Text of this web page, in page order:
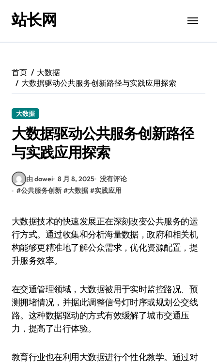
站长网
首页
大数据
大数据驱动公共服务创新路径与实践应用探索
大数据
大数据驱动公共服务创新路径
与实践应用探索
由 dawei 8 月 8, 2025 没有评论
#公共服务创新 #大数据 #实践应用
大数据技术的快速发展正在深刻改变公共服务的运
行方式。通过收集和分析海量数据，政府和相关机
构能够更精准地了解公众需求，优化资源配置，提
升服务效率。
在交通管理领域，大数据被用于实时监控路况、预
测拥堵情况，并据此调整信号灯时序或规划公交线
路。这种数据驱动的方式有效缓解了城市交通压
力，提高了出行体验。
教育行业也在利用大数据进行个性化教学。通过对